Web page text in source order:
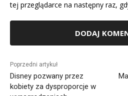
tej przeglądarce na następny raz,
Poprzedni artykuł
Disney pozwany przez
kobiety za dysproporcje w